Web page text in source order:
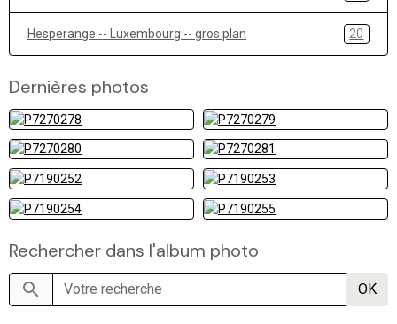
Hesperange -- Luxembourg -- gros plan 20
Dernières photos
Rechercher dans l'album photo
OK